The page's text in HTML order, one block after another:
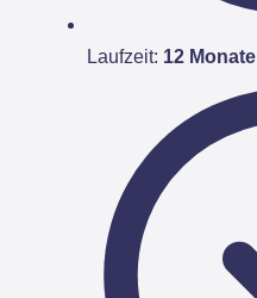
Laufzeit: 12 Monate